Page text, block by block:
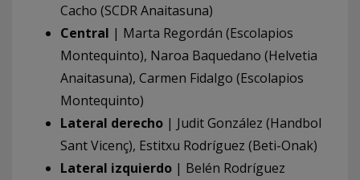
Cacho (SCDR Anaitasuna)
Central | Marta Regordán (Escolapios
Montequinto), Naroa Baquedano (Helvetia
Anaitasuna), Carmen Fidalgo (Escolapios
Montequinto)
Lateral derecho | Judit González (Handbol
Sant Vicenç), Estitxu Rodríguez (Beti-Onak)
Lateral izquierdo | Belén Rodríguez